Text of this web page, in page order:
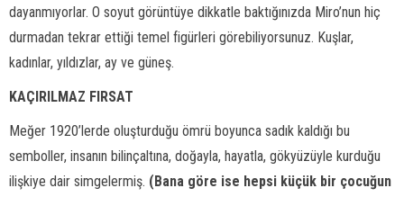
dayanmıyorlar. O soyut görüntüye dikkatle baktığınızda Miro’nun hiç
durmadan tekrar ettiği temel figürleri görebiliyorsunuz. Kuşlar,
kadınlar, yıldızlar, ay ve güneş.
KAÇIRILMAZ FIRSAT
Meğer 1920’lerde oluşturduğu ömrü boyunca sadık kaldığı bu
semboller, insanın bilinçaltına, doğayla, hayatla, gökyüzüyle kurduğu
ilişkiye dair simgelermiş. (Bana göre ise hepsi küçük bir çocuğun